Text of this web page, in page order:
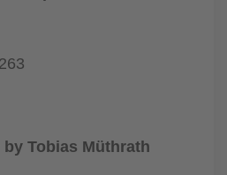
Tobias Müthrath